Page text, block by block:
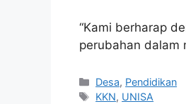
“Kami berharap
perubahan dalam
Kategori
Desa, Pendidikan
Tag
KKN, UNISA